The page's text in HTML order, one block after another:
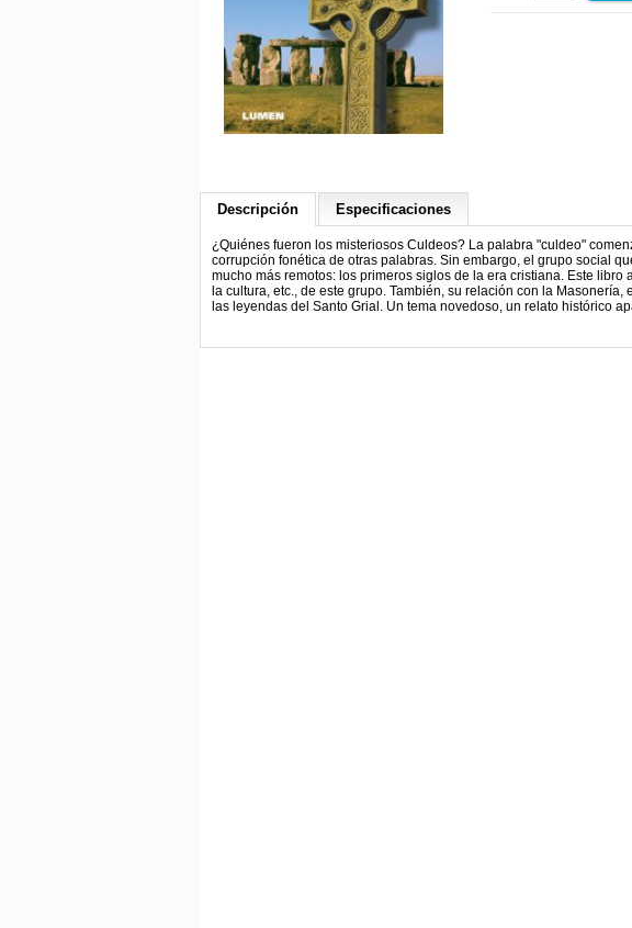
Descripción Especificaciones
¿Quiénes fueron los misteriosos Culdeos? La palabra "culdeo"
corrupción fonética de otras palabras. Sin embargo, el grupo social
mucho más remotos: los primeros siglos de la era cristiana. Este
la cultura, etc., de este grupo. También, su relación con la
las leyendas del Santo Grial. Un tema novedoso, un relato histórico